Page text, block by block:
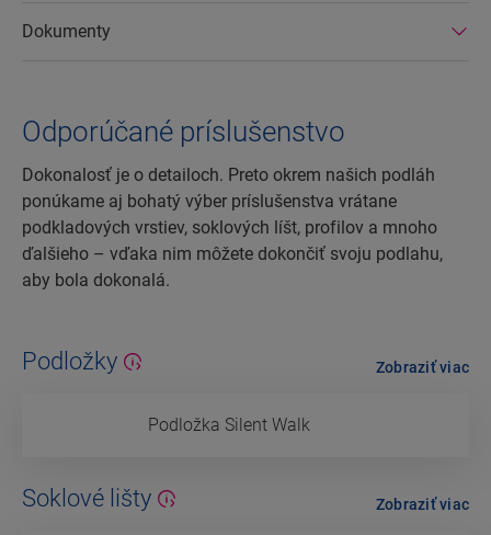
Dokumenty
Odporúčané príslušenstvo
Dokonalosť je o detailoch. Preto okrem našich podláh
ponúkame aj bohatý výber príslušenstva vrátane
podkladových vrstiev, soklových líšt, profilov a mnoho
ďalšieho – vďaka nim môžete dokončiť svoju podlahu,
aby bola dokonalá.
Podložky
Podložka Silent Walk
Zobraziť viac
Soklové lišty Zobraziť viac